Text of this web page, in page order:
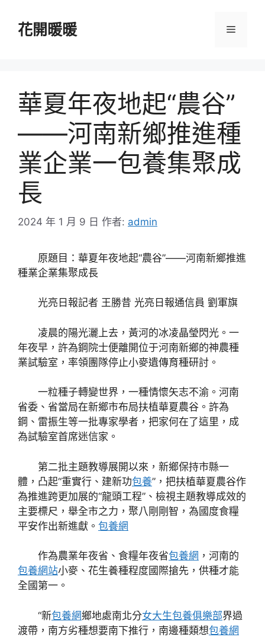
花開暖暖 選
華夏年夜地起“農谷”
——河南新鄉推進種
業企業一包養集聚成
長
2024 年 1 月 9 日 作者: admin
原題目：華夏年夜地起“農谷”——河南新鄉推進
種業企業集聚成長
光亮日報記者 王勝昔 光亮日報通信員 劉軍旗
凌晨的陽光灑上去，黃河的冰凌晶瑩閃光。一
年夜早，許為鋼院士便離開位于河南新鄉的神農種
業試驗室，率領團隊停止小麥遺傳育種研討。
一粒種子轉變世界，一種情懷矢志不渝。河南
省委、省當局在新鄉市布局扶植華夏農谷。許為
鋼、雷振生等一批專家學者，把家何在了這里，成
為試驗室首席迷信家。
第二批主題教導展開以來，新鄉保持市縣一
體，凸起“重實行、建新功包養”，把扶植華夏農谷作
為推進跨更加展的“龍頭工程”、檢視主題教導成效的
主要標尺，舉全市之力，聚八剛剛智，為國度食糧
平安作出新進獻。 包養網
作為農業年夜省、食糧年夜省包養網 ，河南的
包養網站小麥、花生養種程度國際搶先，供種才能
全國第一。
“新包養網鄉地處南北分女大生包養俱樂部界過
渡帶，南方劣種想要南下推行，南邊種類想包養網